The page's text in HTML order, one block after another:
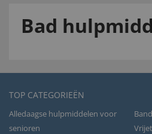
Bad
TOP CATEGORIEËN
Alledaagse hulpmiddelen voor
senioren